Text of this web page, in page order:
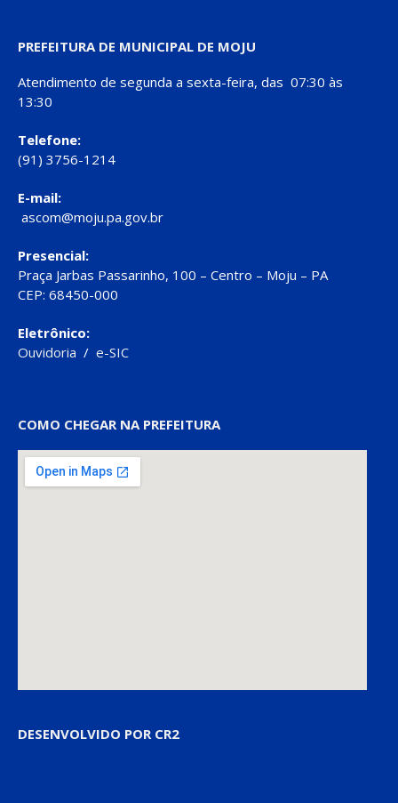
PREFEITURA DE MUNICIPAL DE MOJU
Atendimento de segunda a sexta-feira, das 07:30 às
13:30
Telefone:
(91) 3756-1214
E-mail:
ascom@moju.pa.gov.br
Presencial:
Praça Jarbas Passarinho, 100 – Centro – Moju – PA
CEP: 68450-000
Eletrônico:
Ouvidoria / e-SIC
COMO CHEGAR NA PREFEITURA
DESENVOLVIDO POR CR2